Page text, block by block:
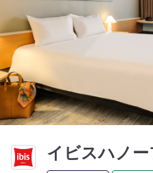
イビスハノ